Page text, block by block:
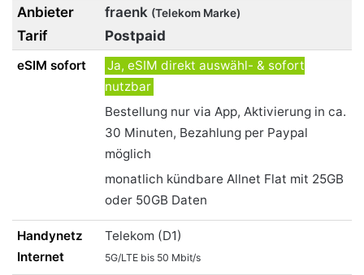
fraenk (Telekom Marke)
Postpaid
Ja, eSIM direkt auswähl- & sofort
nutzbar
Bestellung nur via App, Aktivierung in ca.
30 Minuten, Bezahlung per Paypal
möglich
monatlich kündbare Allnet Flat mit 25GB
oder 50GB Daten
Telekom (D1)
5G/LTE bis 50 Mbit/s